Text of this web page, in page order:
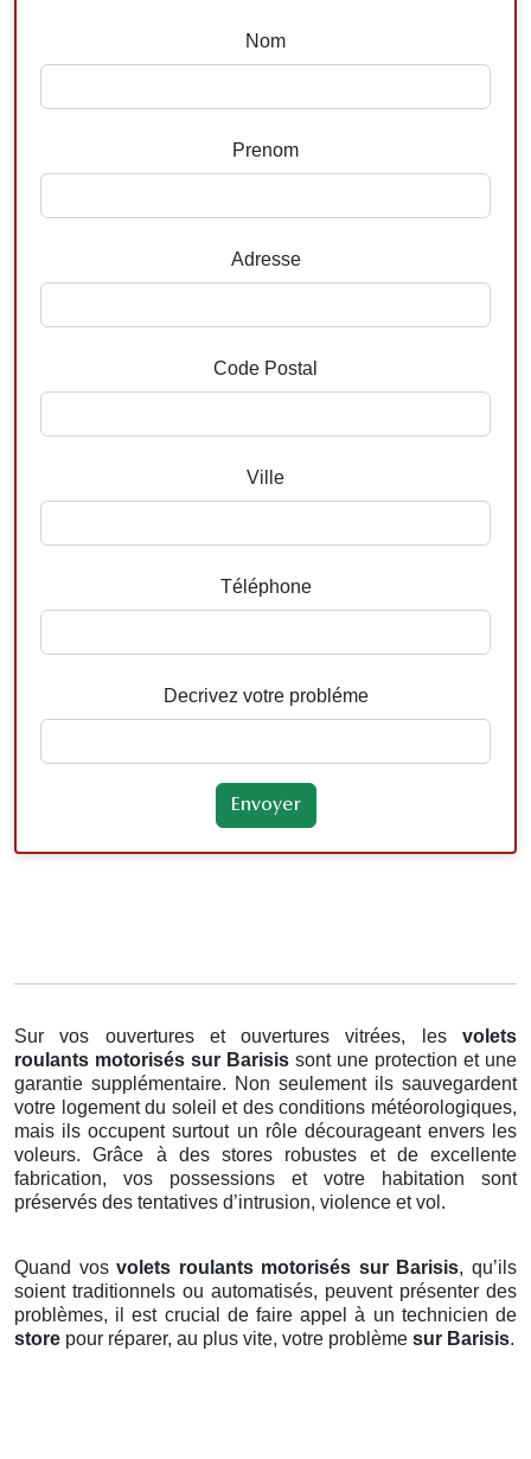
Nom
Prenom
Adresse
Code Postal
Ville
Téléphone
Decrivez votre probléme
Sur vos ouvertures et ouvertures vitrées, les volets
roulants motorisés sur Barisis sont une protection et une
garantie supplémentaire. Non seulement ils sauvegardent
votre logement du soleil et des conditions météorologiques,
mais ils occupent surtout un rôle décourageant envers les
voleurs. Grâce à des stores robustes et de excellente
fabrication, vos possessions et votre habitation sont
préservés des tentatives d’intrusion, violence et vol.
Quand vosvolets roulants motorisés sur Barisis, qu’ils
soient traditionnels ou automatisés, peuvent présenter des
problèmes, il est crucial de faire appel à un technicien de
store pour réparer, au plus vite, votre problème sur Barisis.